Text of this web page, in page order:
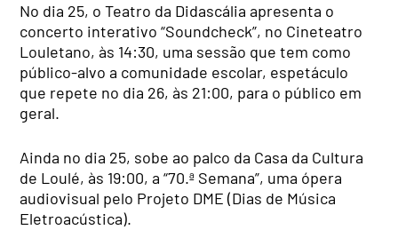
No dia 25, o Teatro da Didascália apresenta o
concerto interativo “Soundcheck”, no Cineteatro
Louletano, às 14:30, uma sessão que tem como
público-alvo a comunidade escolar, espetáculo
que repete no dia 26, às 21:00, para o público em
geral.
Ainda no dia 25, sobe ao palco da Casa da Cultura
de Loulé, às 19:00, a “70.ª Semana”, uma ópera
audiovisual pelo Projeto DME (Dias de Música
Eletroacústica).